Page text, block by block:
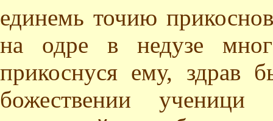
единемь точию
на одре в недузе
прикоснуся ему, здрав
божествении